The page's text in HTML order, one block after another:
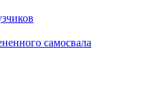
самосвала